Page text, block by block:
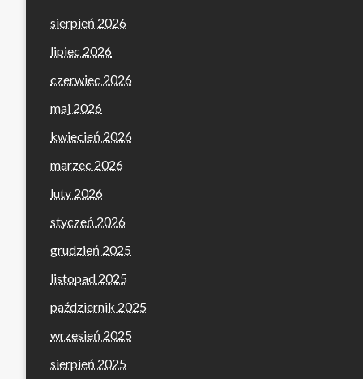
sierpień 2026
lipiec 2026
czerwiec 2026
maj 2026
kwiecień 2026
marzec 2026
luty 2026
styczeń 2026
grudzień 2025
listopad 2025
październik 2025
wrzesień 2025
sierpień 2025